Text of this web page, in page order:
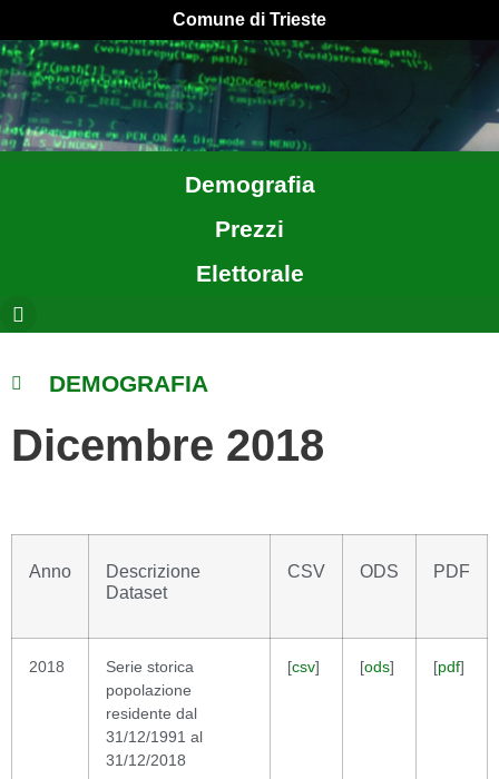
Comune di Trieste
Demografia
Prezzi
Elettorale
DEMOGRAFIA
Dicembre 2018
Anno
Descrizione
Dataset
CSV ODS PDF
2018
Serie storica
popolazione
residente dal
31/12/1991 al
31/12/2018
[csv] [ods] [pdf]